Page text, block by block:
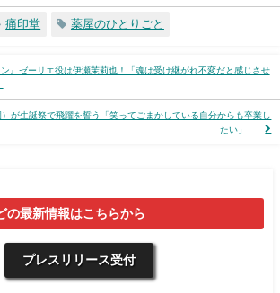
痛印堂 薬屋のひとりごと
』ゼーリエ役は伊瀬茉莉也！「魂は受け継がれ不変だと感じさせ
が生誕祭で飛躍を誓う「笑ってごまかしている自分からも卒業し
たい」
の最新情報はこちらから
プレスリリース受付